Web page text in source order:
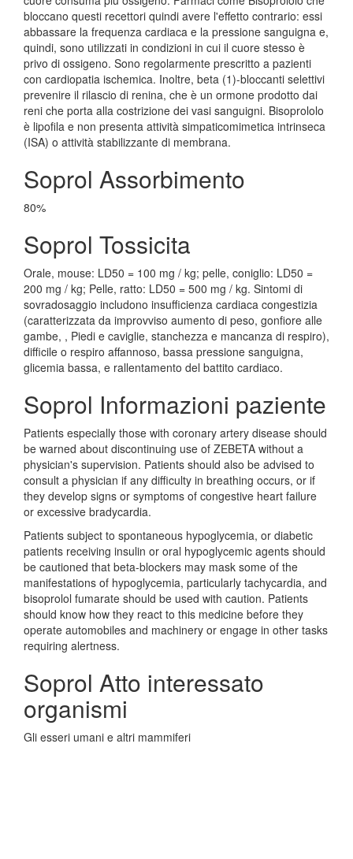
bloccano questi recettori quindi avere l'effetto contrario: essi
abbassare la frequenza cardiaca e la pressione sanguigna e,
quindi, sono utilizzati in condizioni in cui il cuore stesso è
privo di ossigeno. Sono regolarmente prescritto a pazienti
con cardiopatia ischemica. Inoltre, beta (1)-bloccanti selettivi
prevenire il rilascio di renina, che è un ormone prodotto dai
reni che porta alla costrizione dei vasi sanguigni. Bisoprololo
è lipofila e non presenta attività simpaticomimetica intrinseca
(ISA) o attività stabilizzante di membrana.
Soprol Assorbimento
80%
Soprol Tossicita
Orale, mouse: LD50 = 100 mg / kg; pelle, coniglio: LD50 =
200 mg / kg; Pelle, ratto: LD50 = 500 mg / kg. Sintomi di
sovradosaggio includono insufficienza cardiaca congestizia
(caratterizzata da improvviso aumento di peso, gonfiore alle
gambe, , Piedi e caviglie, stanchezza e mancanza di respiro),
difficile o respiro affannoso, bassa pressione sanguigna,
glicemia bassa, e rallentamento del battito cardiaco.
Soprol Informazioni paziente
Patients especially those with coronary artery disease should
be warned about discontinuing use of ZEBETA without a
physician's supervision. Patients should also be advised to
consult a physician if any difficulty in breathing occurs, or if
they develop signs or symptoms of congestive heart failure
or excessive bradycardia.
Patients subject to spontaneous hypoglycemia, or diabetic
patients receiving insulin or oral hypoglycemic agents should
be cautioned that beta-blockers may mask some of the
manifestations of hypoglycemia, particularly tachycardia, and
bisoprolol fumarate should be used with caution. Patients
should know how they react to this medicine before they
operate automobiles and machinery or engage in other tasks
requiring alertness.
Soprol Atto interessato
organismi
Gli esseri umani e altri mammiferi